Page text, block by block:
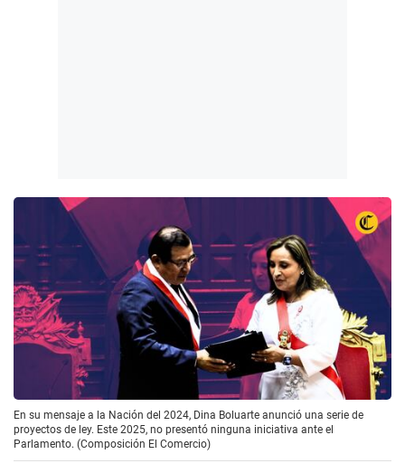
En su mensaje a la Nación del 2024, Dina Boluarte anunció una serie de
proyectos de ley. Este 2025, no presentó ninguna iniciativa ante el
Parlamento. (Composición El Comercio)